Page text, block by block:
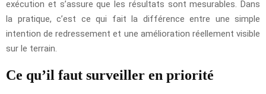
exécution et s’assure que les résultats sont mesurables. Dans
la pratique, c’est ce qui fait la différence entre une simple
intention de redressement et une amélioration réellement visible
sur le terrain.
Ce qu’il faut surveiller en priorité